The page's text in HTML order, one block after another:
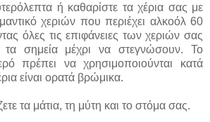
ή καθαρίστε τα χέρια σας με
χεριών που περιέχει αλκοόλ 60
όλες τις επιφάνειες των χεριών σας
τα σημεία μέχρι να στεγνώσουν. Το
πρέπει να χρησιμοποιούνται κατά
είναι ορατά βρώμικα.
τα μάτια, τη μύτη και το στόμα σας.